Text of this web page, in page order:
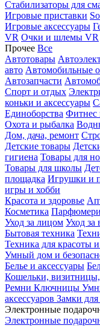
Стабилизаторы для
Игровые приставки
Игровые аксессуары
VR Очки и шлемы VR
Прочее Все
Автотовары
авто Автомобильные
Автозапчасти
Спорт и отдых
коньки и аксессуары
Единоборства Фитнес
Охота и рыбалка
Дом, дача, ремонт
Детские товары
гигиена Товары для
Товары для школы
площадка Игрушки и
игры и хобби
Красота и здоровье
Косметика
Уход за лицом Уход за
Бытовая техника
Техника для красоты и
Умный дом и
Белье и аксессуары
Кошельки,
Ремни Ключницы
аксессуаров Замки для
Электронные
Электронные